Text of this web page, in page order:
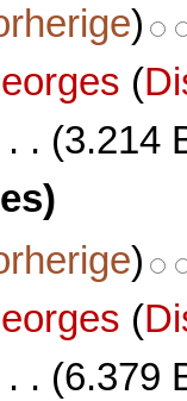
)
(
. . (3.214
)
(
. . (6.379